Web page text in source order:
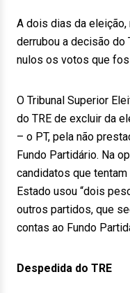
A dois dias da eleição,
derrubou a decisão do
nulos os votos que
O Tribunal Superior
do TRE de excluir da
– o PT, pela não
Fundo Partidário. Na
candidatos que tentam
Estado usou “dois
outros partidos, que
contas ao Fundo
Despedida do TRE